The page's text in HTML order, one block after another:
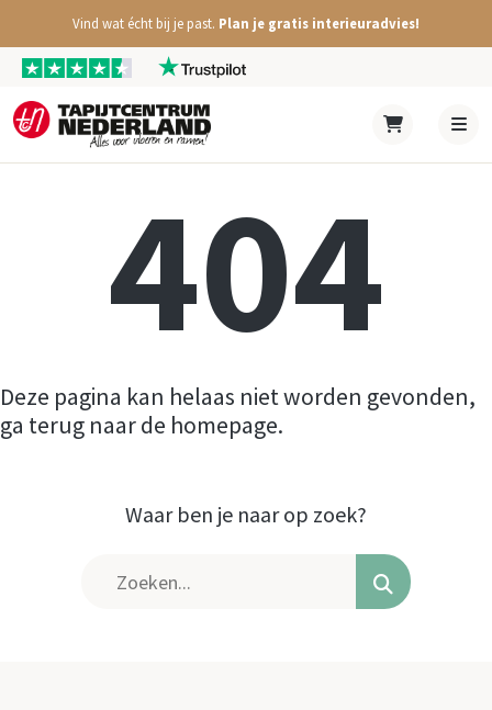
Vind wat écht bij je past. Plan je gratis interieuradvies!
404
Deze pagina kan helaas niet worden gevonden,
ga terug naar de homepage.
Waar ben je naar op zoek?